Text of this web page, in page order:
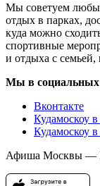
Мы советуем
отдых в парках,
куда можно
спортивные
и отдыха с семьей,
Мы в социальных
Вконтакте
Кудамоскоу
Кудамоскоу в
Афиша Москвы —